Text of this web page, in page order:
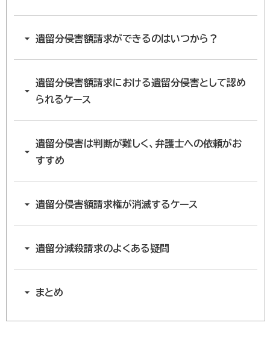
遺留分侵害額請求ができるのはいつから？
遺留分侵害額請求における遺留分侵害として認め
られるケース
遺留分侵害は判断が難しく、弁護士への依頼がお
すすめ
遺留分侵害額請求権が消滅するケース
遺留分減殺請求のよくある疑問
まとめ